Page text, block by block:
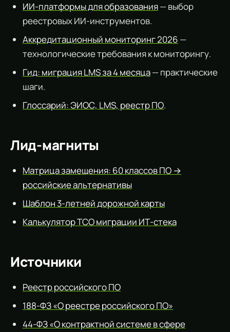
ИИ-платформы для образования— выбор
реестровых ИИ-инструментов.
Аккредитационный мониторинг 2026 —
технологические требования к мониторингу.
Гид: миграция LMS за 4 месяца— практические
шаги.
Глоссарий: ЭИОС, LMS, реестр ПО.
Лид-магниты
Матрица замещения: 60 классов ПО →
российские альтернативы
Шаблон 3-летней дорожной карты
Калькулятор TCO миграции ИТ-стека
Источники
Реестр российского ПО
188-ФЗ «О реестре российского ПО»
44-ФЗ «О контрактной системе в сфере